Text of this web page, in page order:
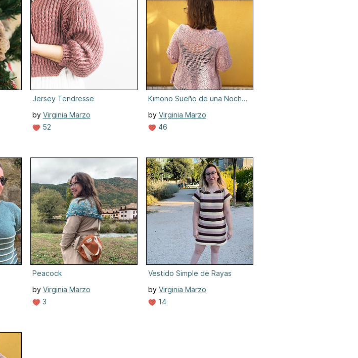
Jersey Tendresse
by Virginia Marzo
52
Kimono Sueño de una Noche de Verano
by Virginia Marzo
46
Peacock
by Virginia Marzo
3
Vestido Simple de Rayas
by Virginia Marzo
14